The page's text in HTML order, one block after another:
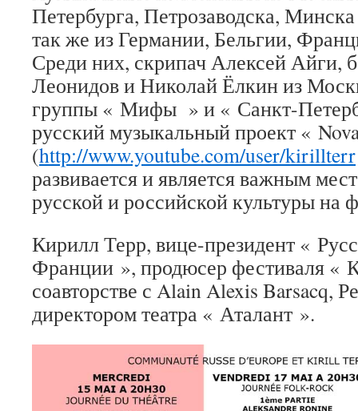
Петербурга, Петрозаводска,
так же из Германии, Бельгии,
Среди них, скрипач Алексей Айги,
Леонидов и Николай Ёлкин из
группы « Мифы » и « Санкт-
русский музыкальный проект «
(http://www.youtube.com/user/kirillterr
развивается и является важным
русской и российской культуры на
Кирилл Терр, вице-президент «
Франции », продюсер фестиваля «
соавторстве с Alain Alexis Barsacq,
директором театра « Аталант ».